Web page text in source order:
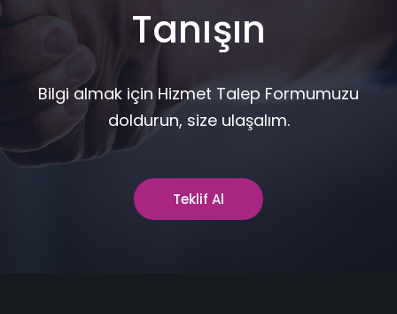
Tanışın
Bilgi almak için Hizmet Talep Formumuzu
doldurun, size ulaşalım.
Teklif Al